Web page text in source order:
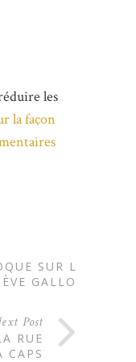
les
la façon
SUR LES
GALLOIS
Post
RUE
CAPS